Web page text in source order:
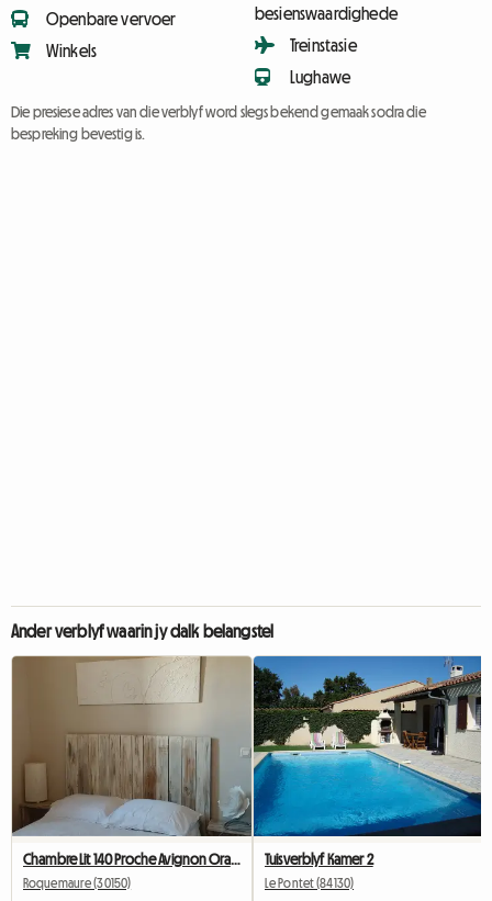
Openbare vervoer
Winkels
besienswaardighede
Treinstasie
Lughawe
Die presiese adres van die verblyf word slegs bekend gemaak sodra die
bespreking bevestig is.
Ander verblyf waarin jy dalk belangstel
Chambre Lit 140 Proche Avignon Orange A 20 Mn De Marcoule
Roquemaure (30150)
Tuisverblyf Kamer 2
Le Pontet (84130)